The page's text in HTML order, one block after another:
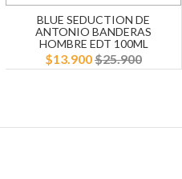
BLUE SEDUCTION DE
ANTONIO BANDERAS
HOMBRE EDT 100ML
$13.900$25.900